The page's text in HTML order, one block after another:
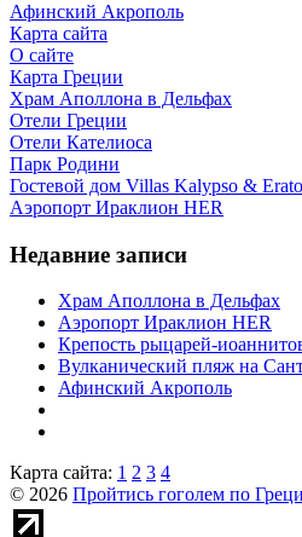
Афинский Акрополь
Карта сайта
О сайте
Карта Греции
Храм Аполлона в Дельфах
Отели Греции
Отели Кателиоса
Парк Родини
Гостевой дом Villas Kalypso &
Аэропорт Ираклион HER
Недавние записи
Храм Аполлона в Дельфах
Аэропорт Ираклион HER
Крепость рыцарей-
Вулканический пляж на
Афинский Акрополь
Карта сайта: 1 2 3 4
© 2026 Пройтись гоголем по